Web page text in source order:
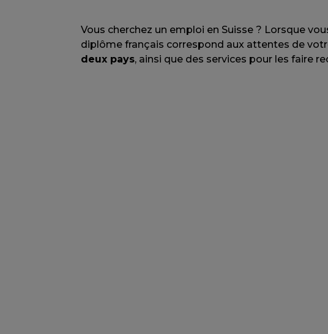
Vous cherchez un emploi en Suisse ? Lorsque
diplôme français correspond aux attentes de
deux pays, ainsi que des services pour les faire